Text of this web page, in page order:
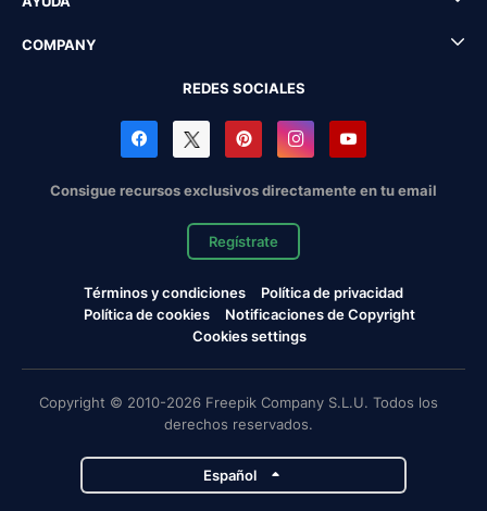
COMPANY
REDES SOCIALES
Consigue recursos exclusivos directamente en tu email
Regístrate
Términos y condiciones
Política de privacidad
Política de cookies
Notificaciones de Copyright
Cookies settings
Copyright © 2010-2026 Freepik Company S.L.U. Todos los
derechos reservados.
Español